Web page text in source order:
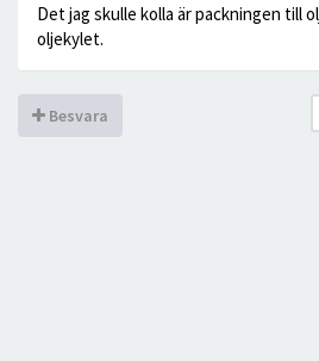
Det jag skulle kolla är packningen till
oljekylet.
Besvara